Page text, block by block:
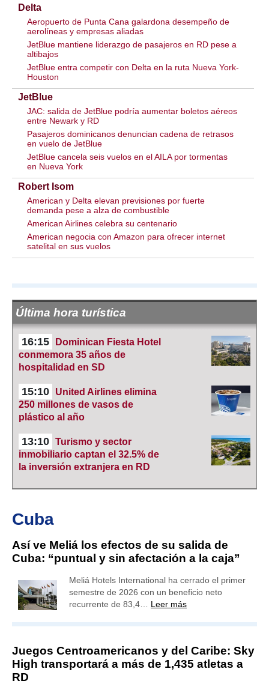
Delta
Aeropuerto de Punta Cana galardona desempeño de
aerolíneas y empresas aliadas
JetBlue mantiene liderazgo de pasajeros en RD pese a
altibajos
JetBlue entra competir con Delta en la ruta Nueva York-
Houston
JetBlue
JAC: salida de JetBlue podría aumentar boletos aéreos
entre Newark y RD
Pasajeros dominicanos denuncian cadena de retrasos
en vuelo de JetBlue
JetBlue cancela seis vuelos en el AILA por tormentas
en Nueva York
Robert Isom
American y Delta elevan previsiones por fuerte
demanda pese a alza de combustible
American Airlines celebra su centenario
American negocia con Amazon para ofrecer internet
satelital en sus vuelos
Última hora turística
16:15
Dominican Fiesta Hotel
conmemora 35 años de
hospitalidad en SD
15:10
United Airlines elimina
250 millones de vasos de
plástico al año
13:10 Turismo y sector
inmobiliario captan el 32.5% de
la inversión extranjera en RD
Cuba
Así ve Meliá los efectos de su salida de
Cuba: “puntual y sin afectación a la caja”
Meliá Hotels International ha cerrado el primer
semestre de 2026 con un beneficio neto
recurrente de 83,4… Leer más
Juegos Centroamericanos y del Caribe: Sky
High transportará a más de 1,435 atletas a
RD